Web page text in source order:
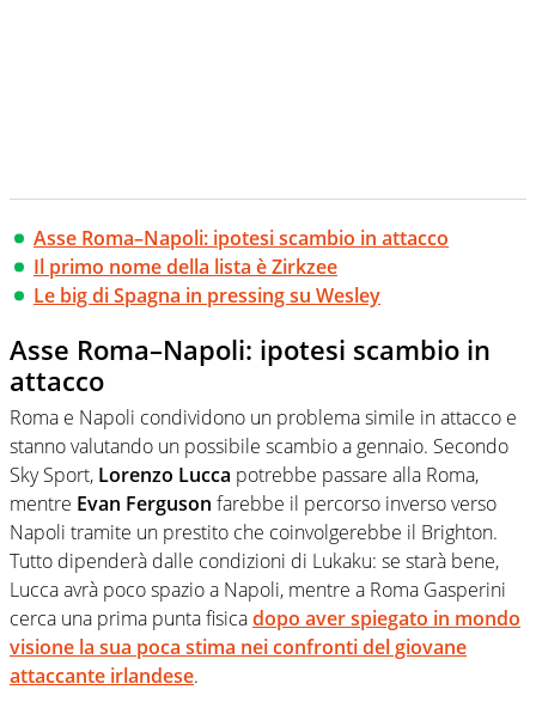
Asse Roma–Napoli: ipotesi scambio in attacco
Il primo nome della lista è Zirkzee
Le big di Spagna in pressing su Wesley
Asse Roma–Napoli: ipotesi scambio in
attacco
Roma e Napoli condividono un problema simile in attacco e
stanno valutando un possibile scambio a gennaio. Secondo
Sky Sport, Lorenzo Lucca potrebbe passare alla Roma,
mentre Evan Ferguson farebbe il percorso inverso verso
Napoli tramite un prestito che coinvolgerebbe il Brighton.
Tutto dipenderà dalle condizioni di Lukaku: se starà bene,
Lucca avrà poco spazio a Napoli, mentre a Roma Gasperini
cerca una prima punta fisicadopo aver spiegato in mondo
visione la sua poca stima nei confronti del giovane
attaccante irlandese.